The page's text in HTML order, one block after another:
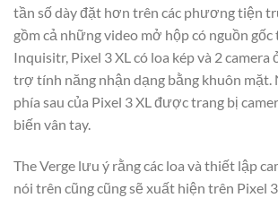
tần số dày đặt hơn trên các phương tiện
gồm cả những video mở hộp có nguồn gốc
Inquisitr, Pixel 3 XL có loa kép và 2
trợ tính năng nhận dạng bằng khuôn mặt.
phía sau của Pixel 3 XL được trang bị
biến vân tay.
The Verge lưu ý rằng các loa và thiết lập
nói trên cũng cũng sẽ xuất hiện trên Pixel